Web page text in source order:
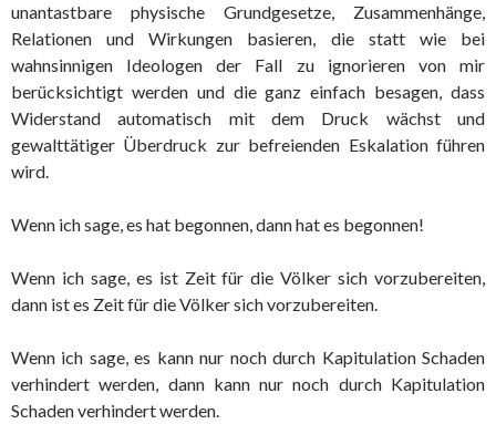
unantastbare physische Grundgesetze, Zusammenhänge,
Relationen und Wirkungen basieren, die statt wie bei
wahnsinnigen Ideologen der Fall zu ignorieren von mir
berücksichtigt werden und die ganz einfach besagen, dass
Widerstand automatisch mit dem Druck wächst und
gewalttätiger Überdruck zur befreienden Eskalation führen
wird.
Wenn ich sage, es hat begonnen, dann hat es begonnen!
Wenn ich sage, es ist Zeit für die Völker sich vorzubereiten,
dann ist es Zeit für die Völker sich vorzubereiten.
Wenn ich sage, es kann nur noch durch Kapitulation Schaden
verhindert werden, dann kann nur noch durch Kapitulation
Schaden verhindert werden.